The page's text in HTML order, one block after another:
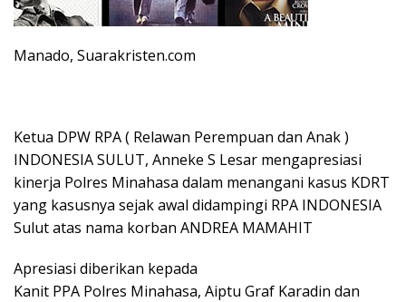
Manado, Suarakristen.com
Ketua DPW RPA ( Relawan Perempuan dan Anak )
INDONESIA SULUT, Anneke S Lesar mengapresiasi
kinerja Polres Minahasa dalam menangani kasus KDRT
yang kasusnya sejak awal didampingi RPA INDONESIA
Sulut atas nama korban ANDREA MAMAHIT
Apresiasi diberikan kepada
Kanit PPA Polres Minahasa, Aiptu Graf Karadin dan